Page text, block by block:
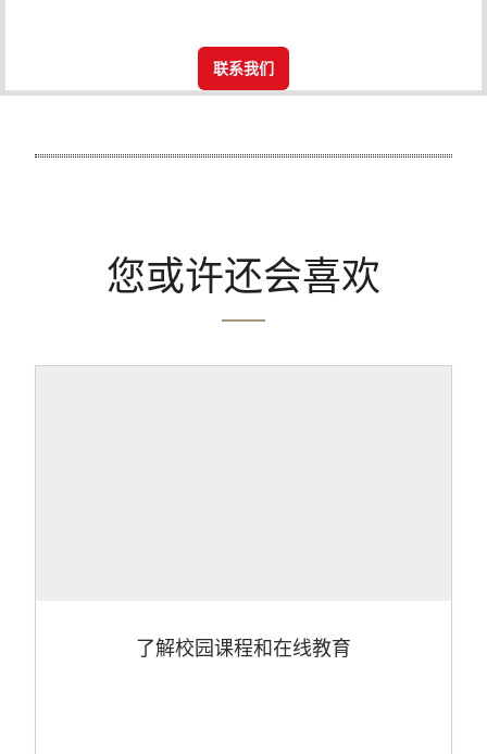
联系我们
您或许还会喜欢
了解校园课程和在线教育